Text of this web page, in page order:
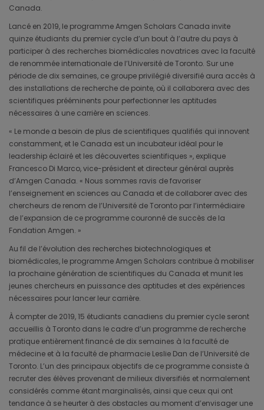
Canada.
Lancé en 2019, le programme Amgen Scholars Canada invite
quinze étudiants du premier cycle d’un bout à l’autre du pays à
participer à des recherches biomédicales novatrices avec la faculté
de renommée internationale de l’Université de Toronto. Sur une
période de dix semaines, ce groupe privilégié diversifié aura accès à
des installations de recherche de pointe, où il collaborera avec des
scientifiques prééminents pour perfectionner les aptitudes
nécessaires à une carrière en sciences.
« Le monde a besoin de plus de scientifiques qualifiés qui innovent
constamment, et le Canada est un incubateur idéal pour le
leadership éclairé et les découvertes scientifiques », explique
Francesco Di Marco, vice-président et directeur général auprès
d’Amgen Canada. « Nous sommes ravis de favoriser
l’enseignement en sciences au Canada et de collaborer avec des
chercheurs de renom de l’Université de Toronto par l’intermédiaire
de l’expansion de ce programme couronné de succès de la
Fondation Amgen. »
Au fil de l’évolution des recherches biotechnologiques et
biomédicales, le programme Amgen Scholars contribue à mobiliser
la prochaine génération de scientifiques du Canada et munit les
jeunes chercheurs en puissance des aptitudes et des expériences
nécessaires pour lancer leur carrière.
À compter de 2019, 15 étudiants canadiens du premier cycle seront
accueillis à Toronto dans le cadre d’un programme de recherche
pratique entièrement financé de dix semaines à la faculté de
médecine et à la faculté de pharmacie Leslie Dan de l’Université de
Toronto. L’un des principaux objectifs de ce programme consiste à
recruter des élèves provenant de milieux diversifiés et normalement
considérés comme étant marginalisés, ainsi que ceux qui ont
tendance à se heurter à des obstacles au moment d’envisager une